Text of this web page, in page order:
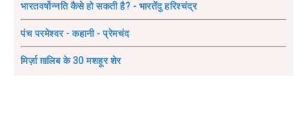
भारतवर्षोन्नति कैसे हो सकती है? - भारतेंदु हरिश्चंद्र
पंच परमेश्वर - कहानी - प्रेमचंद
मिर्ज़ा ग़ालिब के 30 मशहूर शेर